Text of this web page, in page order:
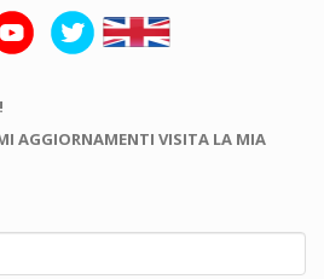
AGGIORNAMENTI VISITA LA MIA